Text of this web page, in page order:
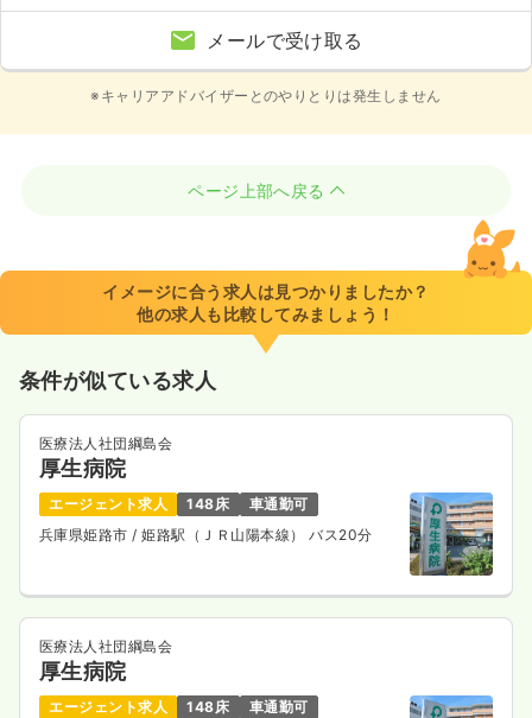
メールで受け取る
※キャリアアドバイザーとのやりとりは発生しません
ページ上部へ戻る
イメージに合う求人は見つかりましたか？
他の求人も比較してみましょう！
条件が似ている求人
医療法人社団綱島会
厚生病院
エージェント求人 148床
車通勤可
兵庫県姫路市/ 姫路駅（ＪＲ山陽本線） バス20分
医療法人社団綱島会
厚生病院
エージェント求人 148床
車通勤可